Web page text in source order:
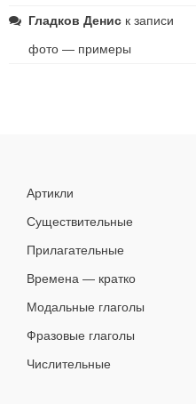
Гладков Денис к записи
фото — примеры
Артикли
Существительные
Прилагательные
Времена — кратко
Модальные глаголы
Фразовые глаголы
Числительные